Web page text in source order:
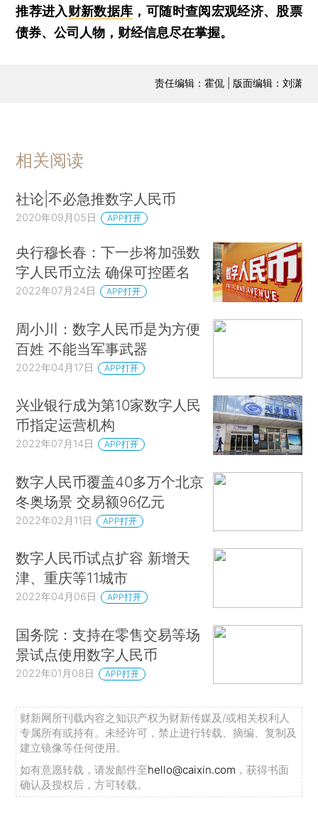
推荐进入财新数据库 ，可随时查阅宏观经济、股票
债券、公司人物，财经信息尽在掌握。
责任编辑：霍侃 | 版面编辑：刘潇
相关阅读
社论|不必急推数字人民币
2020年09月05日 APP打开
央行穆长春：下一步将加强数
字人民币立法 确保可控匿名
2022年07月24日 APP打开
周小川：数字人民币是为方便
百姓 不能当军事武器
2022年04月17日 APP打开
兴业银行成为第10家数字人民
币指定运营机构
2022年07月14日 APP打开
数字人民币覆盖40多万个北京
冬奥场景 交易额96亿元
2022年02月11日 APP打开
数字人民币试点扩容 新增天
津、重庆等11城市
2022年04月06日 APP打开
国务院：支持在零售交易等场
景试点使用数字人民币
2022年01月08日 APP打开
财新网所刊载内容之知识产权为财新传媒及/或相关权利人
专属所有或持有。未经许可，禁止进行转载、摘编、复制及
建立镜像等任何使用。
如有意愿转载，请发邮件至hello@caixin.com ，获得书面
确认及授权后，方可转载。